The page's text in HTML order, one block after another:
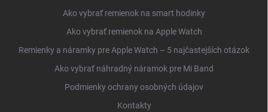
Ako vybrať remienok na smart hodinky
Ako vybrať remienok na Apple Watch
Remienky a náramky pre Apple Watch – 5 najčastejších otázok
Ako vybrať náhradný náramok pre Mi Band
Podmienky ochrany osobných údajov
Kontakty